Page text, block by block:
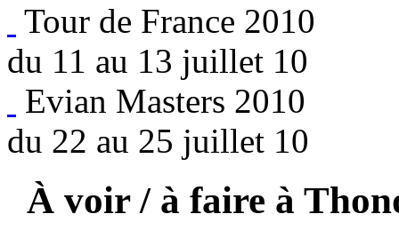
Tour de France 2010
du 11 au 13 juillet 10
Evian Masters 2010
du 22 au 25 juillet 10
À voir / à faire à